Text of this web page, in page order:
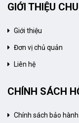
GIỚI THIỆU
Giới thiệu
Đơn vị chủ quản
Liên hệ
CHÍNH SÁCH
Chính sách bảo hành